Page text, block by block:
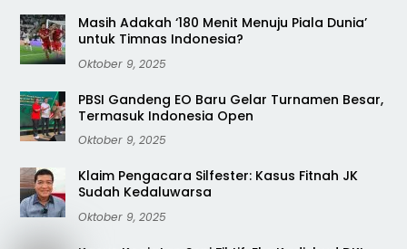
Masih Adakah ‘180 Menit Menuju Piala Dunia’
untuk Timnas Indonesia?
Oktober 9, 2025
PBSI Gandeng EO Baru Gelar Turnamen Besar,
Termasuk Indonesia Open
Oktober 9, 2025
Klaim Pengacara Silfester: Kasus Fitnah JK
Sudah Kedaluwarsa
Oktober 9, 2025